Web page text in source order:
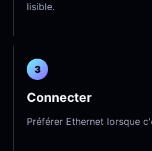
lisible.
3
Connecter
Préférer Ethernet lorsque